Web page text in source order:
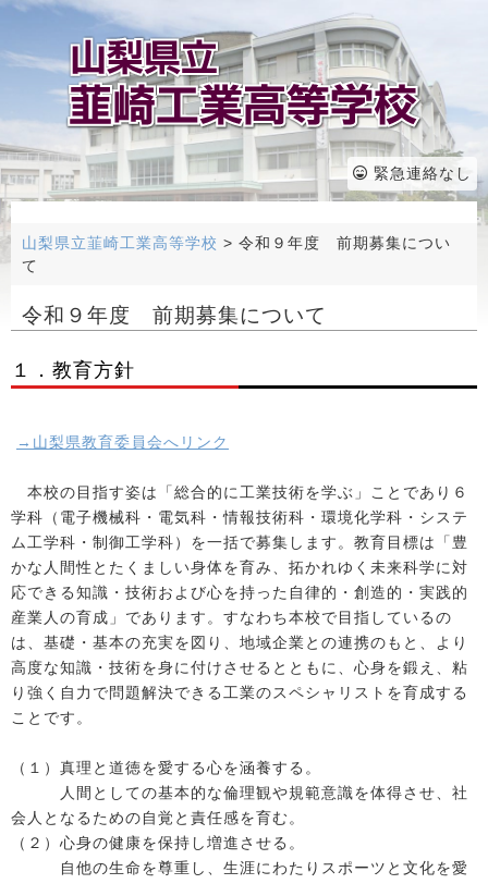
緊急連絡なし
山梨県立韮崎工業高等学校 > 令和９年度 前期募集につい
て
令和９年度 前期募集について
１．教育方針
→山梨県教育委員会へリンク
本校の目指す姿は「総合的に工業技術を学ぶ」ことであり６
学科（電子機械科・電気科・情報技術科・環境化学科・システ
ム工学科・制御工学科）を一括で募集します。教育目標は「豊
かな人間性とたくましい身体を育み、拓かれゆく未来科学に対
応できる知識・技術および心を持った自律的・創造的・実践的
産業人の育成」であります。すなわち本校で目指しているの
は、基礎・基本の充実を図り、地域企業との連携のもと、より
高度な知識・技術を身に付けさせるとともに、心身を鍛え、粘
り強く自力で問題解決できる工業のスペシャリストを育成する
ことです。
（１）真理と道徳を愛する心を涵養する。
人間としての基本的な倫理観や規範意識を体得させ、社
会人となるための自覚と責任感を育む。
（２）心身の健康を保持し増進させる。
自他の生命を尊重し、生涯にわたりスポーツと文化を愛